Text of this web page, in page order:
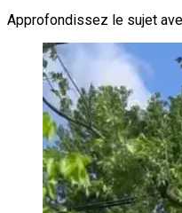
Approfondissez le sujet